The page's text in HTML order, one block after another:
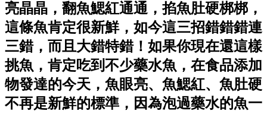
亮晶晶，翻魚鰓紅通通，掐魚肚硬梆梆，
這條魚肯定很新鮮，如今這三招錯錯錯連
三錯，而且大錯特錯！如果你現在還這樣
挑魚，肯定吃到不少藥水魚，在食品添加
物發達的今天，魚眼亮、魚鰓紅、魚肚硬
不再是新鮮的標準，因為泡過藥水的魚一